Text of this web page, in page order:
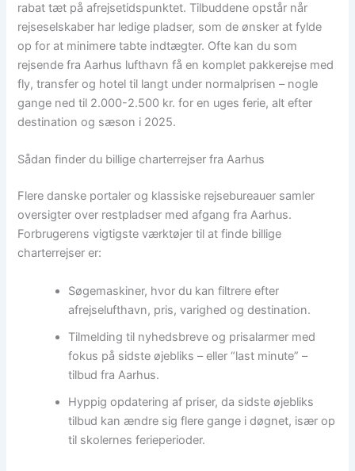
rabat tæt på afrejsetidspunktet. Tilbuddene opstår når
rejseselskaber har ledige pladser, som de ønsker at fylde
op for at minimere tabte indtægter. Ofte kan du som
rejsende fra Aarhus lufthavn få en komplet pakkerejse med
fly, transfer og hotel til langt under normalprisen – nogle
gange ned til 2.000-2.500 kr. for en uges ferie, alt efter
destination og sæson i 2025.
Sådan finder du billige charterrejser fra Aarhus
Flere danske portaler og klassiske rejsebureauer samler
oversigter over restpladser med afgang fra Aarhus.
Forbrugerens vigtigste værktøjer til at finde billige
charterrejser er:
Søgemaskiner, hvor du kan filtrere efter
afrejselufthavn, pris, varighed og destination.
Tilmelding til nyhedsbreve og prisalarmer med
fokus på sidste øjebliks – eller “last minute” –
tilbud fra Aarhus.
Hyppig opdatering af priser, da sidste øjebliks
tilbud kan ændre sig flere gange i døgnet, især op
til skolernes ferieperioder.